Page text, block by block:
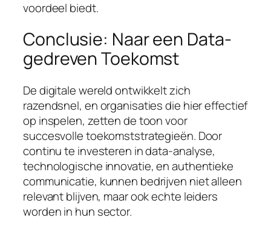
voordeel biedt.
Conclusie: Naar een Data-
gedreven Toekomst
De digitale wereld ontwikkelt zich
razendsnel, en organisaties die hier effectief
op inspelen, zetten de toon voor
succesvolle toekomststrategieën. Door
continu te investeren in data-analyse,
technologische innovatie, en authentieke
communicatie, kunnen bedrijven niet alleen
relevant blijven, maar ook echte leiders
worden in hun sector.